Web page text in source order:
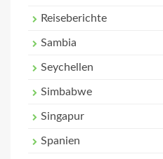
Reiseberichte
Sambia
Seychellen
Simbabwe
Singapur
Spanien